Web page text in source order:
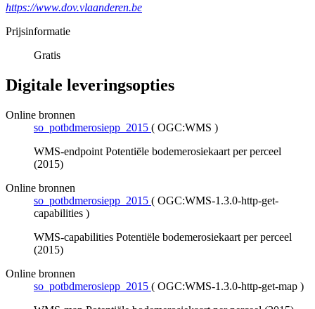
https://www.dov.vlaanderen.be
Prijsinformatie
Gratis
Digitale leveringsopties
Online bronnen
so_potbdmerosiepp_2015 ( OGC:WMS )
WMS-endpoint Potentiële bodemerosiekaart per perceel
(2015)
Online bronnen
so_potbdmerosiepp_2015 ( OGC:WMS-1.3.0-http-get-
capabilities )
WMS-capabilities Potentiële bodemerosiekaart per perceel
(2015)
Online bronnen
so_potbdmerosiepp_2015 ( OGC:WMS-1.3.0-http-get-map )